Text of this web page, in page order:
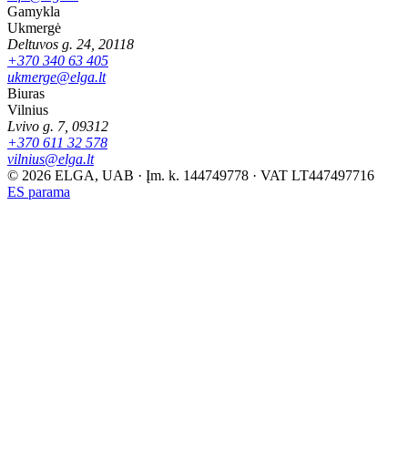
Gamykla
Ukmergė
Deltuvos g. 24, 20118
+370 340 63 405
ukmerge@elga.lt
Biuras
Vilnius
Lvivo g. 7, 09312
+370 611 32 578
vilnius@elga.lt
© 2026 ELGA, UAB · Įm. k. 144749778 · VAT LT447497716
ES parama